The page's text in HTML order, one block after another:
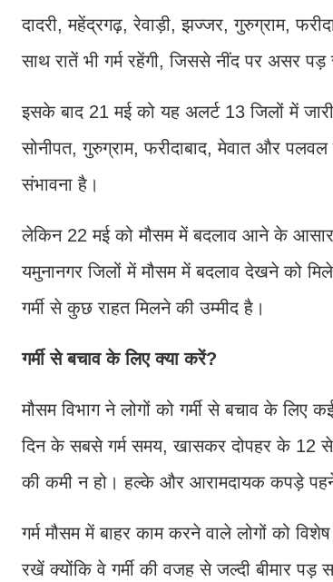
दादरी, महेंद्रगढ़, रेवाड़ी, झज्जर, गुरुग्राम,
साथ रातें भी गर्म रहेंगी, जिससे नींद पर असर
इसके बाद 21 मई को यह अलर्ट 13 जिलों में
सोनीपत, गुरुग्राम, फरीदाबाद, मेवात और पलवल
संभावना है।
लेकिन 22 मई को मौसम में बदलाव आने के आसार
यमुनानगर जिलों में मौसम में बदलाव देखने को
गर्मी से कुछ राहत मिलने की उम्मीद है।
गर्मी से बचाव के लिए क्या करें?
मौसम विभाग ने लोगों को गर्मी से बचाव के
दिन के सबसे गर्म समय, खासकर दोपहर के 12 से 4
की कमी न हो। हल्के और आरामदायक कपड़े
गर्म मौसम में बाहर काम करने वाले लोगों को
रखें क्योंकि वे गर्मी की वजह से जल्दी बीमार पड़